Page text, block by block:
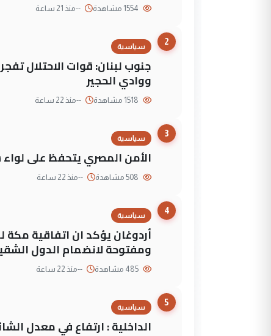
--منذ 21 ساعة
2
سياسية
جنوب لبنان: قوات الاحتلال
ووادي الحجير
--منذ 22 ساعة
3
سياسية
الأمن المصري يتحفظ على
--منذ 22 ساعة
4
سياسية
أردوغان يؤكد ان اتفاقية مكة
ومفتوحة لانضمام الدول
--منذ 22 ساعة
5
سياسية
الداخلية : ارتفاع في معدل